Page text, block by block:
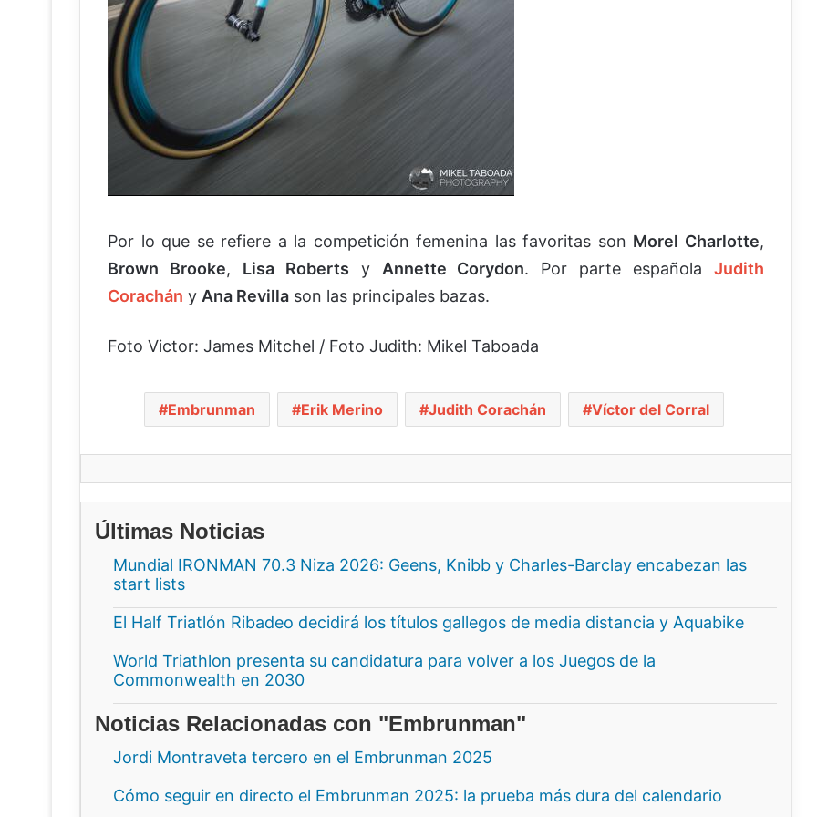
Por lo que se refiere a la competición femenina las favoritas son Morel Charlotte,
Brown Brooke, Lisa Roberts y Annette Corydon. Por parte españolaJudith
Corachán y Ana Revilla son las principales bazas.
Foto Victor: James Mitchel / Foto Judith: Mikel Taboada
Embrunman Erik Merino Judith Corachán Víctor del Corral
Últimas Noticias
Mundial IRONMAN 70.3 Niza 2026: Geens, Knibb y Charles-Barclay encabezan las
start lists
El Half Triatlón Ribadeo decidirá los títulos gallegos de media distancia y Aquabike
World Triathlon presenta su candidatura para volver a los Juegos de la
Commonwealth en 2030
Noticias Relacionadas con "Embrunman"
Jordi Montraveta tercero en el Embrunman 2025
Cómo seguir en directo el Embrunman 2025: la prueba más dura del calendario